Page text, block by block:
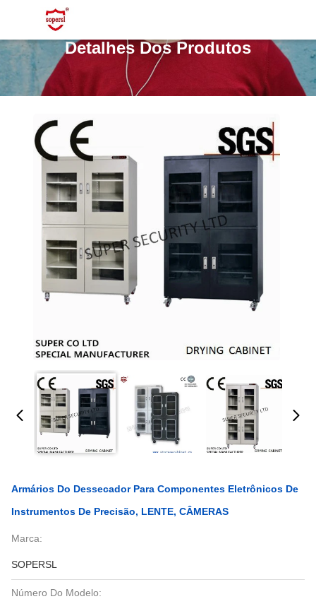
Detalhes Dos Produtos
Armários Do Dessecador Para Componentes Eletrônicos De
Instrumentos De Precisão, LENTE, CÂMERAS
Marca:
SOPERSL
Número Do Modelo: